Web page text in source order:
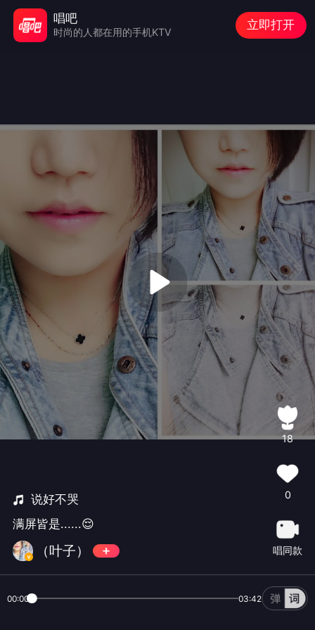
说好不哭
满屏皆是......😌
（叶子）
18
0
唱同款
00:00 03:42
唱吧
时尚的人都在用的手机KTV
立即打开